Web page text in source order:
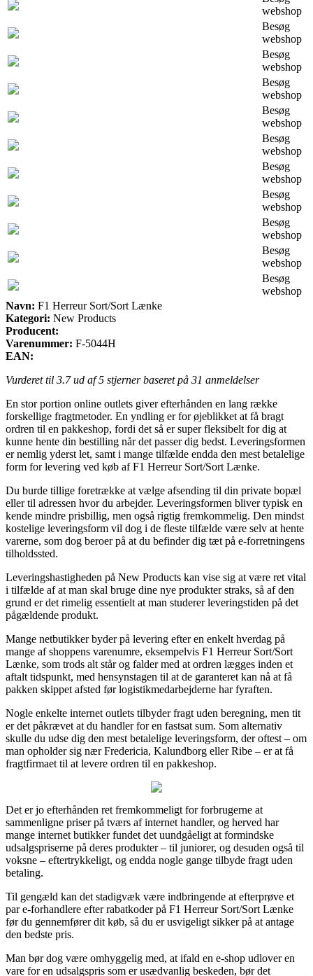
webshop
Besøg
webshop
Besøg
webshop
Besøg
webshop
Besøg
webshop
Besøg
webshop
Besøg
webshop
Besøg
webshop
Besøg
webshop
Besøg
webshop
Besøg
webshop
Navn: F1 Herreur Sort/Sort Lænke
Kategori: New Products
Producent:
Varenummer: F-5044H
EAN:
Vurderet til 3.7ud af 5 stjerner baseret på 31 anmeldelser
En stor portion online outlets giver efterhånden en lang række
forskellige fragtmetoder. En yndling er for øjeblikket at få bragt
ordren til en pakkeshop, fordi det så er super fleksibelt for dig at
kunne hente din bestilling når det passer dig bedst. Leveringsformen
er nemlig yderst let, samt i mange tilfælde endda den mest betalelige
form for levering ved køb af F1 Herreur Sort/Sort Lænke.
Du burde tillige foretrække at vælge afsending til din private bopæl
eller til adressen hvor du arbejder. Leveringsformen bliver typisk en
kende mindre prisbillig, men også rigtig fremkommelig. Den mindst
kostelige leveringsform vil dog i de fleste tilfælde være selv at hente
varerne, som dog beroer på at du befinder dig tæt på e-forretningens
tilholdssted.
Leveringshastigheden på New Products kan vise sig at være ret vital
i tilfælde af at man skal bruge dine nye produkter straks, så af den
grund er det rimelig essentielt at man studerer leveringstiden på det
pågældende produkt.
Mange netbutikker byder på levering efter en enkelt hverdag på
mange af shoppens varenumre, eksempelvis F1 Herreur Sort/Sort
Lænke, som trods alt står og falder med at ordren lægges inden et
aftalt tidspunkt, med hensynstagen til at de garanteret kan nå at få
pakken skippet afsted før logistikmedarbejderne har fyraften.
Nogle enkelte internet outlets tilbyder fragt uden beregning, men tit
er det påkrævet at du handler for en fastsat sum. Som alternativ
skulle du udse dig den mest betalelige leveringsform, der oftest – om
man opholder sig nær Fredericia, Kalundborg eller Ribe – er at få
fragtfirmaet til at levere ordren til en pakkeshop.
Det er jo efterhånden ret fremkommeligt for forbrugerne at
sammenligne priser på tværs af internet handler, og herved har
mange internet butikker fundet det uundgåeligt at formindske
udsalgspriserne på deres produkter – til juniorer, og desuden også til
voksne – eftertrykkeligt, og endda nogle gange tilbyde fragt uden
betaling.
Til gengæld kan det stadigvæk være indbringende at efterprøve et
par e-forhandlere efter rabatkoder på F1 Herreur Sort/Sort Lænke
før du gennemfører dit køb, så du er usvigeligt sikker på at antage
den bedste pris.
Man bør dog være omhyggelig med, at ifald en e-shop udlover en
vare for en udsalgspris som er usædvanlig beskeden, bør det